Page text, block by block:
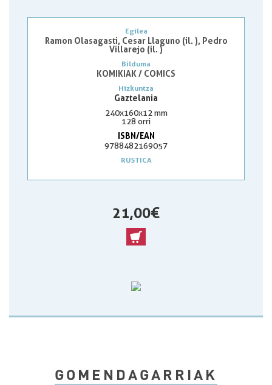
Egilea
Ramon Olasagasti, Cesar Llaguno (il. ), Pedro
Villarejo (il. )
Bilduma
KOMIKIAK / COMICS
Hizkuntza
Gaztelania
240x160x12 mm
128 orri
ISBN/EAN
9788482169057
RUSTICA
21,00 €
GOMENDAGARRIAK